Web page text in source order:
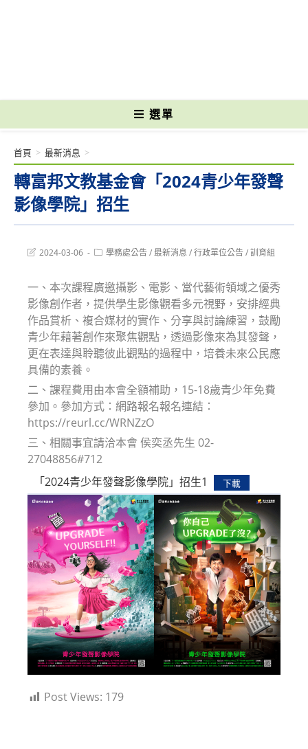
選單
轉富邦文教基金會「2024青少年發聲
影像學院」招生
首頁 > 最新消息 >
Post2024-03-06
Post學務處公告/最新消息 /行政單位公告/訓育組
一、本次課程廣邀攝影、電影、當代藝術領域之優秀
影像創作者，提供學生影像觀看多元視野，安排經典
作品賞析、複合媒材的實作、分享與討論練習，鼓勵
青少年藉著創作來聚焦觀點，透過影像來為其發聲，
更在表達與聆聽彼此觀點的過程中，培養未來公民應
具備的素養。
二、課程費用由本會全額補助，15-18歲青少年免費
參加。參加方式：網路報名報名連結：
https://reurl.cc/WRNZzO
三、相關事宜請洽本會 侯奕丞先生 02-
27048856#712
「2024青少年發聲影像學院」招生1
下載
Post Views: 179